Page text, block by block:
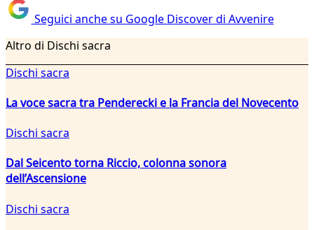
Seguici anche su Google Discover di Avvenire
Altro di Dischi sacra
Dischi sacra
La voce sacra tra Penderecki e la Francia del Novecento
Dischi sacra
Dal Seicento torna Riccio, colonna sonora
dell’Ascensione
Dischi sacra